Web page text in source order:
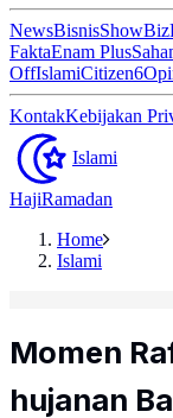
NewsBisnisShowBiz
FaktaEnam Plus
OffIslamiCitizen6
KontakKebijakan
Islami
HajiRamadan
Home
Islami
Momen
hujanan